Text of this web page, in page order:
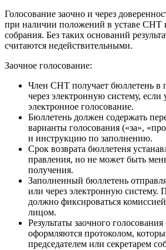
Голосование заочно и через
при наличии положений в уставе СНТ
собрания. Без таких оснований
считаются недействительными.
Заочное голосование:
Член СНТ получает бюллетень в
через электронную систему, если
электронное голосование.
Бюллетень должен содержать
варианты голосования («за»,
и инструкцию по заполнению.
Срок возврата бюллетеня
правления, но не может быть
получения.
Заполненный бюллетень
или через электронную систему.
должно фиксироваться
лицом.
Результаты заочного
оформляются протоколом,
председателем или секретарем